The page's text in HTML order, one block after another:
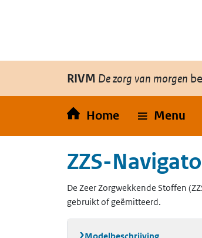
RIVM De zorg van morgen
Home Menu
ZZS-
De Zeer Zorgwekkende Stoffen
gebruikt of geëmitteerd.
Modelbeschrijving